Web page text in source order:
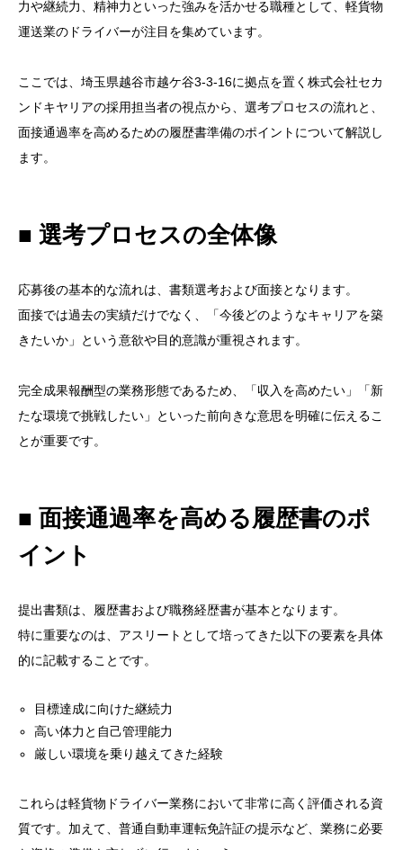
力や継続力、精神力といった強みを活かせる職種として、軽貨物
運送業のドライバーが注目を集めています。
ここでは、埼玉県越谷市越ケ谷3-3-16に拠点を置く株式会社セカ
ンドキヤリアの採用担当者の視点から、選考プロセスの流れと、
面接通過率を高めるための履歴書準備のポイントについて解説し
ます。
■ 選考プロセスの全体像
応募後の基本的な流れは、書類選考および面接となります。
面接では過去の実績だけでなく、「今後どのようなキャリアを築
きたいか」という意欲や目的意識が重視されます。
完全成果報酬型の業務形態であるため、「収入を高めたい」「新
たな環境で挑戦したい」といった前向きな意思を明確に伝えるこ
とが重要です。
■ 面接通過率を高める履歴書のポ
イント
提出書類は、履歴書および職務経歴書が基本となります。
特に重要なのは、アスリートとして培ってきた以下の要素を具体
的に記載することです。
目標達成に向けた継続力
高い体力と自己管理能力
厳しい環境を乗り越えてきた経験
これらは軽貨物ドライバー業務において非常に高く評価される資
質です。加えて、普通自動車運転免許証の提示など、業務に必要